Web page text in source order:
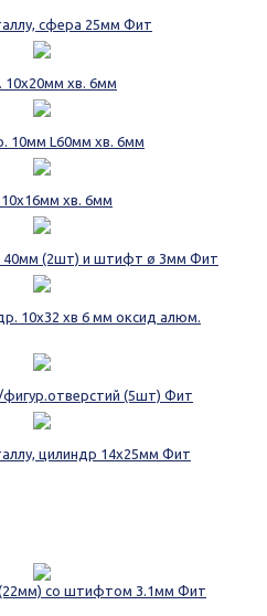
сфера 25мм Фит
хв. 6мм
10мм L60мм хв. 6мм
хв. 6мм
40мм (2шт) и штифт ø 3мм Фит
10х32 хв 6 мм оксид алюм.
(5шт) Фит
цилиндр 14х25мм Фит
со штифтом 3.1мм Фит